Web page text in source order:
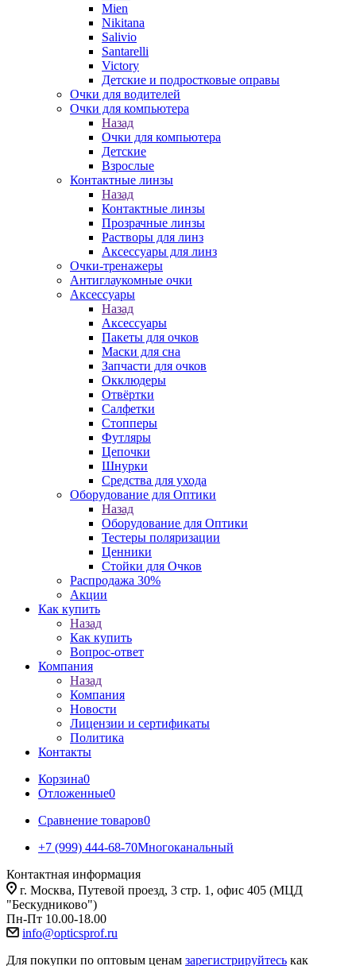
Mien
Nikitana
Salivio
Santarelli
Victory
Детские и подростковые оправы
Очки для водителей
Очки для компьютера
Назад
Очки для компьютера
Детские
Взрослые
Контактные линзы
Назад
Контактные линзы
Прозрачные линзы
Растворы для линз
Аксессуары для линз
Очки-тренажеры
Антиглаукомные очки
Аксессуары
Назад
Аксессуары
Пакеты для очков
Маски для сна
Запчасти для очков
Окклюдеры
Отвёртки
Салфетки
Стопперы
Футляры
Цепочки
Шнурки
Средства для ухода
Оборудование для Оптики
Назад
Оборудование для Оптики
Тестеры поляризации
Ценники
Стойки для Очков
Распродажа 30%
Акции
Как купить
Назад
Как купить
Вопрос-ответ
Компания
Назад
Компания
Новости
Лицензии и сертификаты
Политика
Контакты
Корзина0
Отложенные0
Сравнение товаров0
+7 (999) 444-68-70Многоканальный
Контактная информация
г. Москва, Путевой проезд, 3 стр. 1, офис 405 (МЦД
"Бескудниково")
Пн-Пт 10.00-18.00
info@opticsprof.ru
Для покупки по оптовым ценам зарегистрируйтесь как